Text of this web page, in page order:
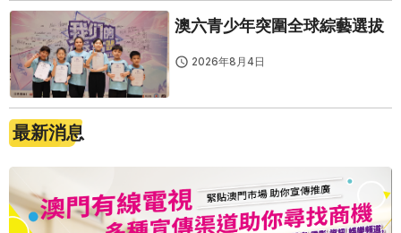
澳六青少年突圍全球綜藝選拔
2026年8月4日
最新消息